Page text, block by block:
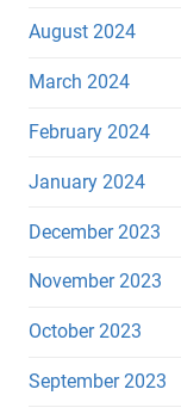
August 2024
March 2024
February 2024
January 2024
December 2023
November 2023
October 2023
September 2023